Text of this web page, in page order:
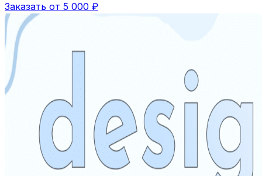
Заказать от 5 000 ₽